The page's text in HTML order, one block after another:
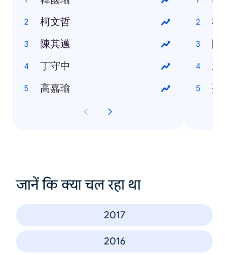
柯文哲
陳其邁
丁守中
高嘉瑜
柯
陳
王
孫
जानें कि क्या चल रहा था
2017
2016